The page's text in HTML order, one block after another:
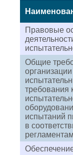
Правовые
Общие
требования
испытаний
в